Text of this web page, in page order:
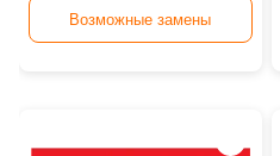
Возможные замены